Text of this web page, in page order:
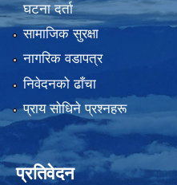
घटना दर्ता
सामाजिक सुरक्षा
नागरिक वडापत्र
निवेदनको ढाँचा
प्राय साेधिने प्रश्नहरू
प्रतिवेदन